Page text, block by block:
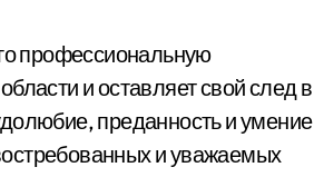
профессиональную
и оставляет свой след в
преданность и умение
и уважаемых